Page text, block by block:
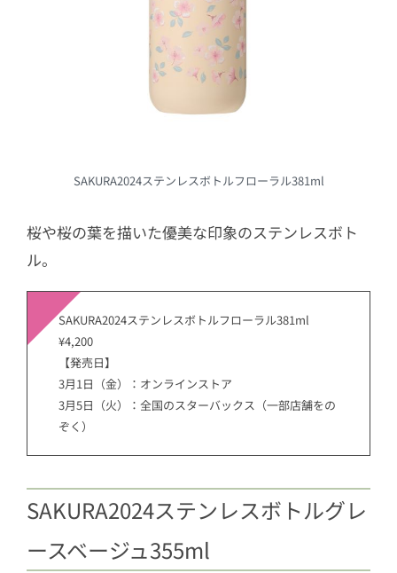
SAKURA2024ステンレスボトルフローラル381ml
桜や桜の葉を描いた優美な印象のステンレスボト
ル。
SAKURA2024ステンレスボトルフローラル381ml
¥4,200
【発売日】
3月1日（金）：オンラインストア
3月5日（火）：全国のスターバックス（一部店舗をの
ぞく）
SAKURA2024ステンレスボトルグレ
ースベージュ355ml